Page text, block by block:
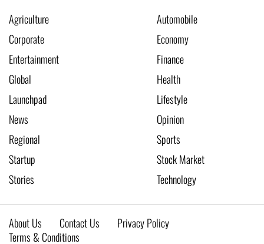
Agriculture
Automobile
Corporate
Economy
Entertainment
Finance
Global
Health
Launchpad
Lifestyle
News
Opinion
Regional
Sports
Startup
Stock Market
Stories
Technology
About Us Contact Us
Privacy Policy
Terms & Conditions